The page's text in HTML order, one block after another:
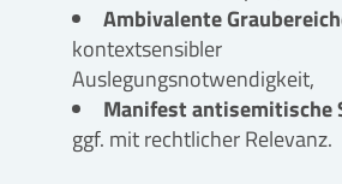
Ambivalente
kontextsensibler
Auslegungsnotwendigkeit,
Manifest antisemitische
ggf. mit rechtlicher Relevanz.